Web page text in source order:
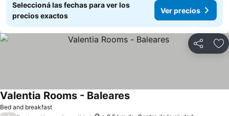
Seleccioná las fechas para ver los
precios exactos
Ver precios
Compartir
Bed and breakfast
Valentia Rooms - BalearesVer precios